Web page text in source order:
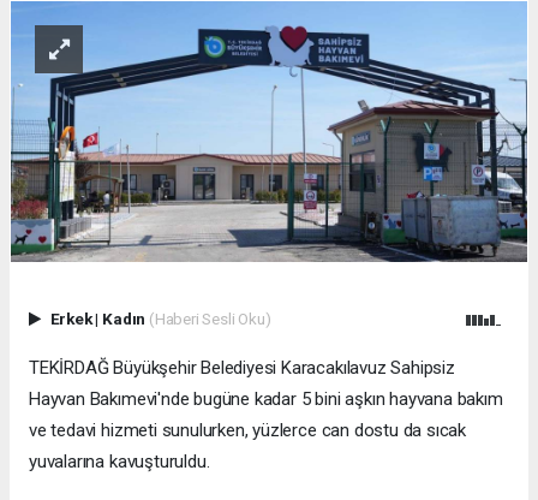
Erkek| Kadın (Haberi Sesli Oku)
TEKİRDAĞ Büyükşehir Belediyesi Karacakılavuz Sahipsiz
Hayvan Bakımevi'nde bugüne kadar 5 bini aşkın hayvana bakım
ve tedavi hizmeti sunulurken, yüzlerce can dostu da sıcak
yuvalarına kavuşturuldu.